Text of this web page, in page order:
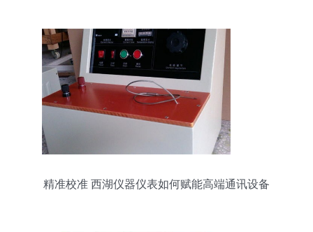
精准校准 西湖仪器仪表如何赋能高端通讯设备